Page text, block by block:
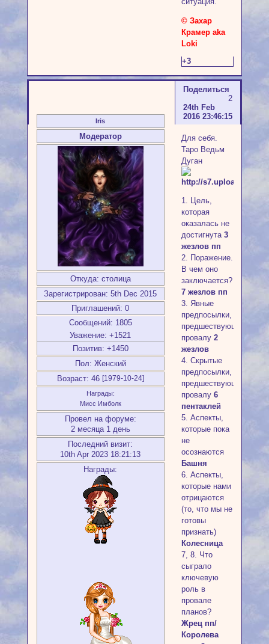
© Захар
Крамер aka
Loki
+3
Поделиться
2
24th Feb
2016 23:46:15
Iris
Модератор
Откуда: столица
Зарегистрирован: 5th Dec 2015
Приглашений: 0
Сообщений: 1805
Уважение: +1521
Позитив: +1450
Пол: Женский
Возраст: 46 [1979-10-24]
Награды:
Мисс Имболк
Провел на форуме:
2 месяца 1 день
Последний визит:
10th Apr 2023 18:21:13
Награды:
Для себя.
Таро Ведьм
Дуган
1. Цель,
которая
оказалась не
достигнута 3
жезлов пп
2. Поражение.
В чем оно
заключается?
7 жезлов пп
3. Явные
предпосылки,
предшествующие
провалу 2
жезлов
4. Скрытые
предпосылки,
предшествующие
провалу 6
пентаклей
5. Аспекты,
которые пока
не
осознаются
Башня
6. Аспекты,
которые нами
отрицаются
(то, что мы не
готовы
признать)
Колесница
7, 8. Что
сыграло
ключевую
роль в
провале
планов?
Жрец пп/
Королева